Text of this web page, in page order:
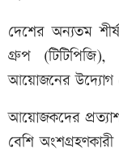
দেশের অন্যতম
গ্রুপ
আয়োজনের উদ্যোগ
আয়োজকদের
বেশি